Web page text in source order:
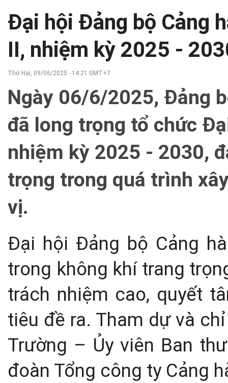
Đại hội Đảng bộ Cảng
II, nhiệm kỳ 2025 -
Thứ Hai, 09/06/2025 - 14:21 GMT+7
Ngày 06/6/2025, Đảng
đã long trọng tổ chức
nhiệm kỳ 2025 - 2030,
trọng trong quá trình
vị.
Đại hội Đảng bộ Cảng
trong không khí trang
trách nhiệm cao, quyết
tiêu đề ra. Tham dự và
Trường – Ủy viên Ban
đoàn Tổng công ty Cảng